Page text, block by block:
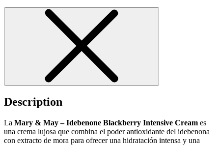
Description
La Mary & May – Idebenone Blackberry Intensive Cream es
una crema lujosa que combina el poder antioxidante del idebenona
con extracto de mora para ofrecer una hidratación intensa y una